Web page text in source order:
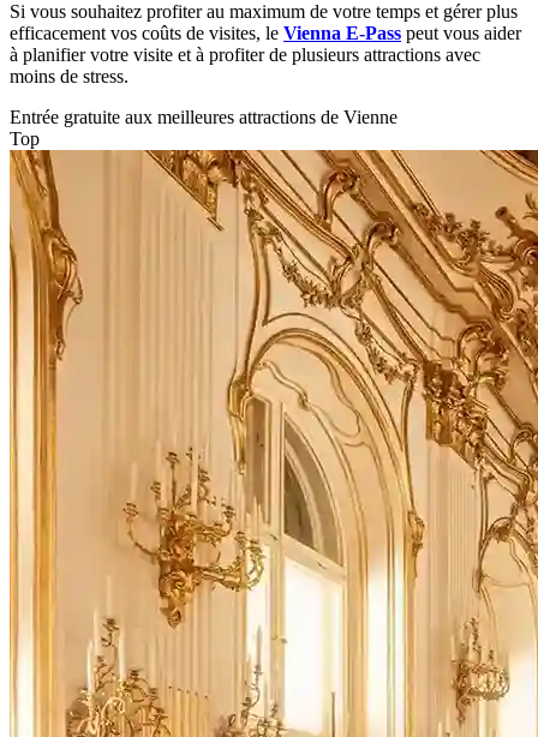
Si vous souhaitez profiter au maximum de votre temps et gérer plus
efficacement vos coûts de visites, le Vienna E-Pass peut vous aider
à planifier votre visite et à profiter de plusieurs attractions avec
moins de stress.
Entrée gratuite aux meilleures attractions de Vienne
Top